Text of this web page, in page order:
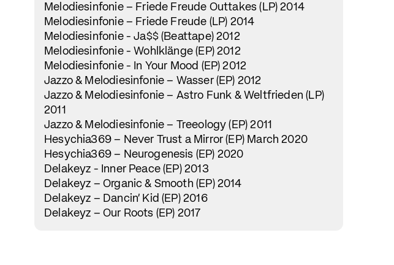
Melodiesinfonie – Friede Freude Outtakes (LP) 2014
Melodiesinfonie – Friede Freude (LP) 2014
Melodiesinfonie - Ja$$ (Beattape) 2012
Melodiesinfonie - Wohlklänge (EP) 2012
Melodiesinfonie - In Your Mood (EP) 2012
Jazzo & Melodiesinfonie – Wasser (EP) 2012
Jazzo & Melodiesinfonie – Astro Funk & Weltfrieden (LP)
2011
Jazzo & Melodiesinfonie – Treeology (EP) 2011
Hesychia369 – Never Trust a Mirror (EP) March 2020
Hesychia369 – Neurogenesis (EP) 2020
Delakeyz - Inner Peace (EP) 2013
Delakeyz – Organic & Smooth (EP) 2014
Delakeyz – Dancin’ Kid (EP) 2016
Delakeyz – Our Roots (EP) 2017